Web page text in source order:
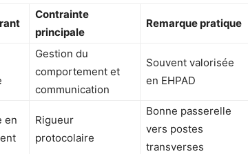
Contrainte
principale
Remarque pratique
Gestion du
comportement et
communication
Souvent valorisée
en EHPAD
en
Rigueur
protocolaire
Bonne passerelle
vers postes
transverses